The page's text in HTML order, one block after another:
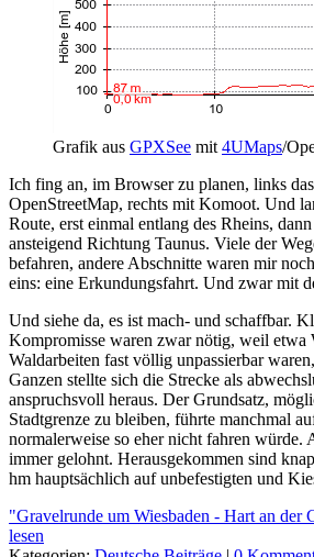
Grafik aus GPXSee mit 4UMaps/
Ich fing an, im Browser zu planen, links
OpenStreetMap, rechts mit Komoot. Und
Route, erst einmal entlang des Rheins,
ansteigend Richtung Taunus. Viele der
befahren, andere Abschnitte waren mir
eins: eine Erkundungsfahrt. Und zwar mit
Und siehe da, es ist mach- und schaffbar.
Kompromisse waren zwar nötig, weil etwa
Waldarbeiten fast völlig unpassierbar
Ganzen stellte sich die Strecke als
anspruchsvoll heraus. Der Grundsatz,
Stadtgrenze zu bleiben, führte manchmal
normalerweise so eher nicht fahren würde.
immer gelohnt. Herausgekommen sind
hm hauptsächlich auf unbefestigten und
"Gravelrunde um Wiesbaden - Hart an der
lesen